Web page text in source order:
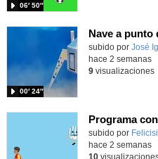
06′ 50″
Nave a punto
Contenido
subido por José
00′ 24″
hace 2 semanas
9visualizaciones
Contenido
subido por
hace 2 semanas
10